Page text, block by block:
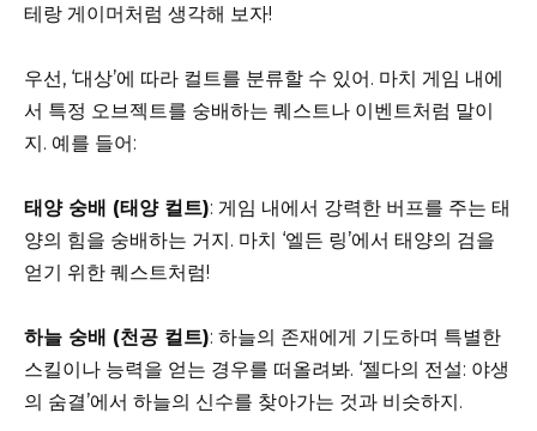
테랑 게이머처럼 생각해 보자!
우선, ‘대상’에 따라 컬트를 분류할 수 있어. 마치 게임 내에
서 특정 오브젝트를 숭배하는 퀘스트나 이벤트처럼 말이
지. 예를 들어:
태양 숭배 (태양 컬트): 게임 내에서 강력한 버프를 주는 태
양의 힘을 숭배하는 거지. 마치 ‘엘든 링’에서 태양의 검을
얻기 위한 퀘스트처럼!
하늘 숭배 (천공 컬트): 하늘의 존재에게 기도하며 특별한
스킬이나 능력을 얻는 경우를 떠올려봐. ‘젤다의 전설: 야생
의 숨결’에서 하늘의 신수를 찾아가는 것과 비슷하지.